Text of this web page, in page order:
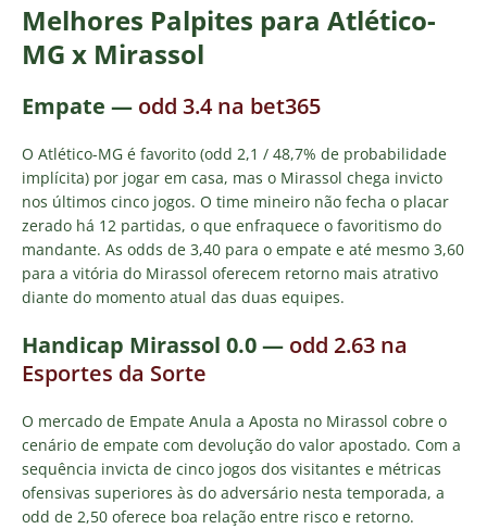
Melhores Palpites para Atlético-
MG x Mirassol
Empate — odd 3.4 na bet365
O Atlético-MG é favorito (odd 2,1 / 48,7% de probabilidade
implícita) por jogar em casa, mas o Mirassol chega invicto
nos últimos cinco jogos. O time mineiro não fecha o placar
zerado há 12 partidas, o que enfraquece o favoritismo do
mandante. As odds de 3,40 para o empate e até mesmo 3,60
para a vitória do Mirassol oferecem retorno mais atrativo
diante do momento atual das duas equipes.
Handicap Mirassol 0.0— odd 2.63 na
Esportes da Sorte
O mercado de Empate Anula a Aposta no Mirassol cobre o
cenário de empate com devolução do valor apostado. Com a
sequência invicta de cinco jogos dos visitantes e métricas
ofensivas superiores às do adversário nesta temporada, a
odd de 2,50 oferece boa relação entre risco e retorno.